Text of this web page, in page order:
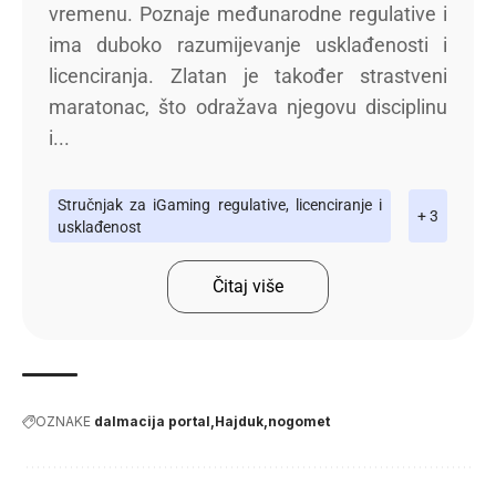
vremenu. Poznaje međunarodne regulative i
ima duboko razumijevanje usklađenosti i
licenciranja. Zlatan je također strastveni
maratonac, što odražava njegovu disciplinu
i...
Stručnjak za iGaming regulative, licenciranje i
usklađenost
+ 3
Čitaj više
OZNAKE dalmacija portal Hajduk nogomet